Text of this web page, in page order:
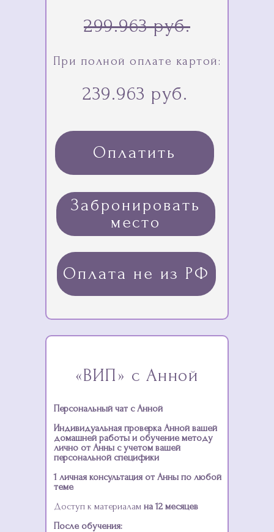
Забронировать
место
Оплата не из РФ
Персональный чат с Анной
Индивидуальная проверка Анной вашей
домашней работы и обучение методу
лично от Анны с учетом вашей
персональной специфики
1 личная консультация от Анны по любой
теме
Доступ к материалам на 12 месяцев
После обучения:
239.963 руб.
299.963 руб.
«ВИП» с Анной
Оплатить
При полной оплате картой: